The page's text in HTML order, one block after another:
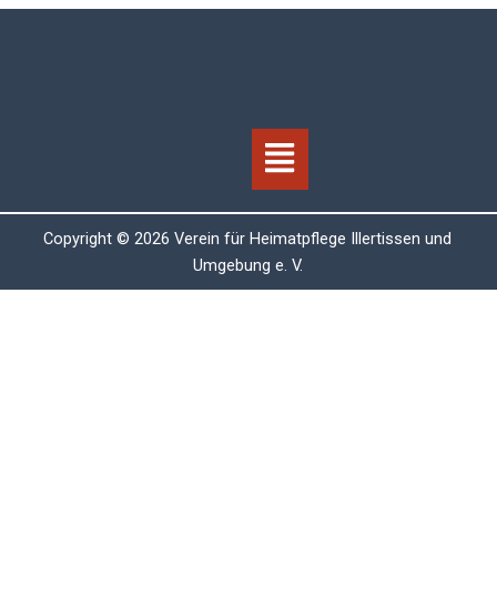
Menü
Copyright © 2026 Verein für Heimatpflege Illertissen und
Umgebung e. V.